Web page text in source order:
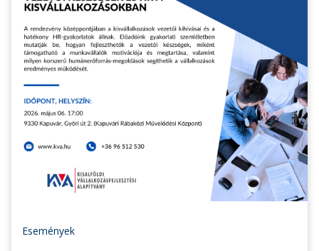
Események